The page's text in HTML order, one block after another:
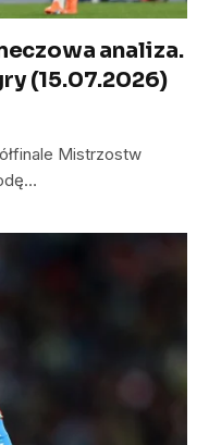
analiza.
(15.07.2026)
Mistrzostw